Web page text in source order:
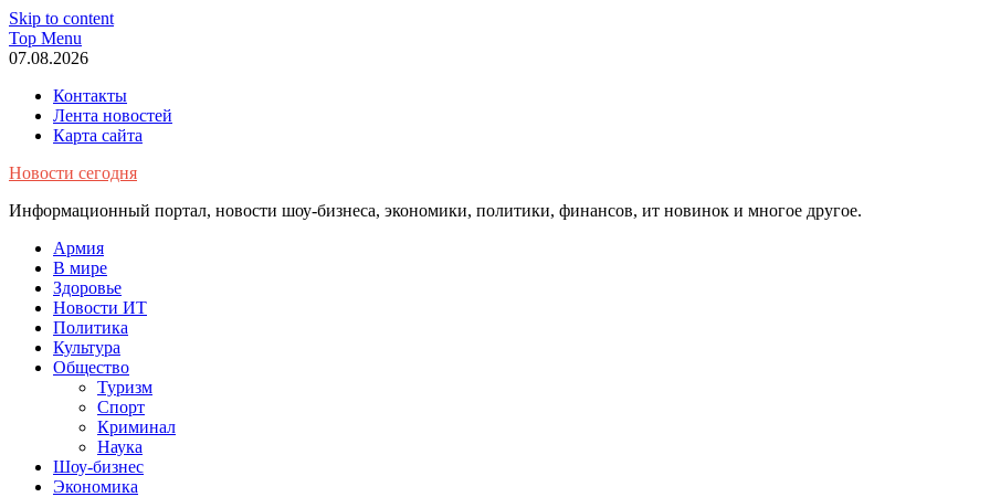
Skip to content
Top Menu
07.08.2026
Контакты
Лента новостей
Карта сайта
Новости сегодня
Информационный портал, новости шоу-бизнеса, экономики, политики, финансов, ит новинок и многое другое.
Армия
В мире
Здоровье
Новости ИТ
Политика
Культура
Общество
Туризм
Спорт
Криминал
Наука
Шоу-бизнес
Экономика